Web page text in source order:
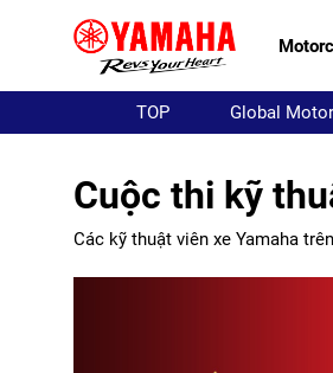
TOP Global
Cuộc thi kỹ
Các kỹ thuật viên xe Yamaha